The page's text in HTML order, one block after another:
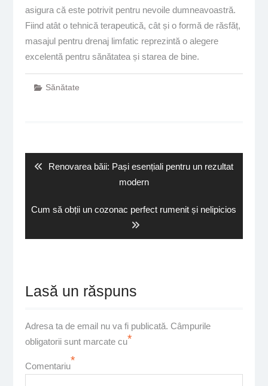
asigura că este potrivit pentru nevoile dumneavoastră.
Fiind atât o tehnică terapeutică, cât și o formă de răsfăț,
masajul pentru drenaj limfatic reprezintă o alegere
excelentă pentru sănătatea și starea de bine.
Sănătate
articolePrevious
Renovarea băii: Pași esențiali pentru un rezultat
modern
Next
Cum să obții un cozonac perfect rumenit și nelipicios
Lasă un răspuns
Adresa ta de email nu va fi publicată. Câmpurile
obligatorii sunt marcate cu*
Comentariu*